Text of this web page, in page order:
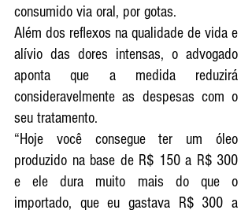
consumido via oral, por gotas.
Além dos reflexos na qualidade de vida e
alívio das dores intensas, o advogado
aponta que a medida reduzirá
consideravelmente as despesas com o
seu tratamento.
“Hoje você consegue ter um óleo
produzido na base de R$ 150 a R$ 300
e ele dura muito mais do que o
importado, que eu gastava R$ 300 a